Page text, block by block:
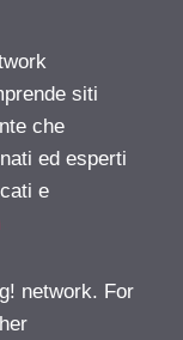
siti
che
ed esperti
e
network. For